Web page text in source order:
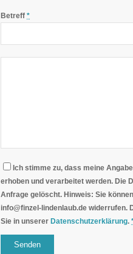
Betreff*
Ich stimme zu, dass meine
erhoben und verarbeitet werden. Die Daten werden nach abgeschlossener Bearbeitung Ihrer
Anfrage gelöscht. Hinweis: Sie können Ihre Einwilligung jederzeit für die Zukunft per E-Mail an
info@finzel-lindenlaub.de widerrufen. Detaillierte Informationen zum Umgang mit Nutzerdaten finden
Sie in unserer Datenschutzerklärung.